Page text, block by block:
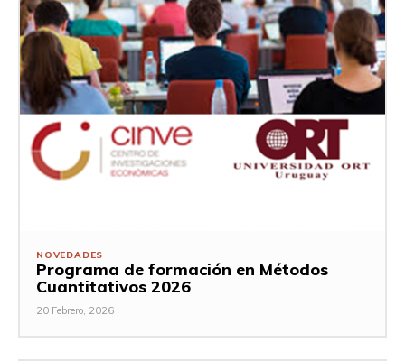
NOVEDADES
Programa de formación en Métodos
Cuantitativos 2026
20 Febrero, 2026